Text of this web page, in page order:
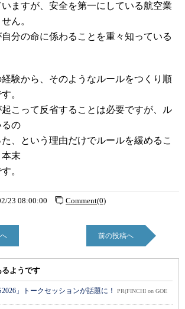
ますが、安全を第一にしている航空業
ん。
分の命に係わることを重々知っている
験から、そのようなルールをつくり順
。
こって反省することは必要ですが、ル
るの
、という理由だけでルールを緩めるこ
末
。
23 08:00:00 Comment(0)
前の投稿へ
ようです
」トークセッションが話題に！
PR(FINCHI on GOE